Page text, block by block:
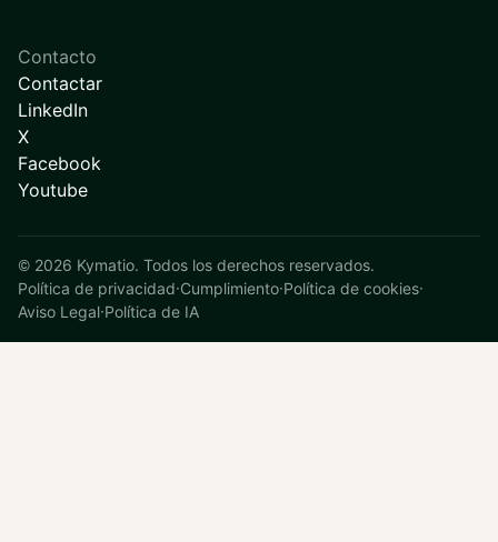
Contacto
Contactar
LinkedIn
X
Facebook
Youtube
© 2026 Kymatio. Todos los derechos reservados.
Política de privacidad·Cumplimiento·Política de cookies·
Aviso Legal·Política de IA